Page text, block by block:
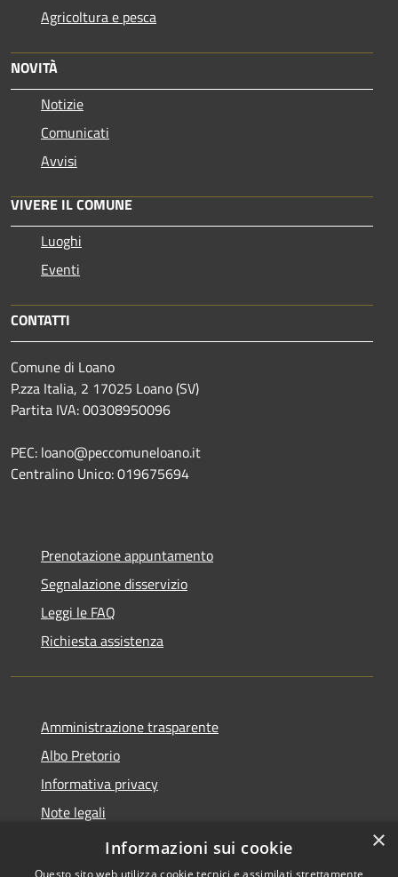
Agricoltura e pesca
NOVITÀ
Notizie
Comunicati
Avvisi
VIVERE IL COMUNE
Luoghi
Eventi
CONTATTI
Comune di Loano
P.zza Italia, 2 17025 Loano (SV)
Partita IVA: 00308950096
PEC: loano@peccomuneloano.it
Centralino Unico: 019675694
Prenotazione appuntamento
Segnalazione disservizio
Leggi le FAQ
Richiesta assistenza
Amministrazione trasparente
Albo Pretorio
Informativa privacy
Note legali
Dichiarazione di accessibilità
×
Informazioni sui cookie
Questo sito web utilizza cookie tecnici e assimilati strettamente